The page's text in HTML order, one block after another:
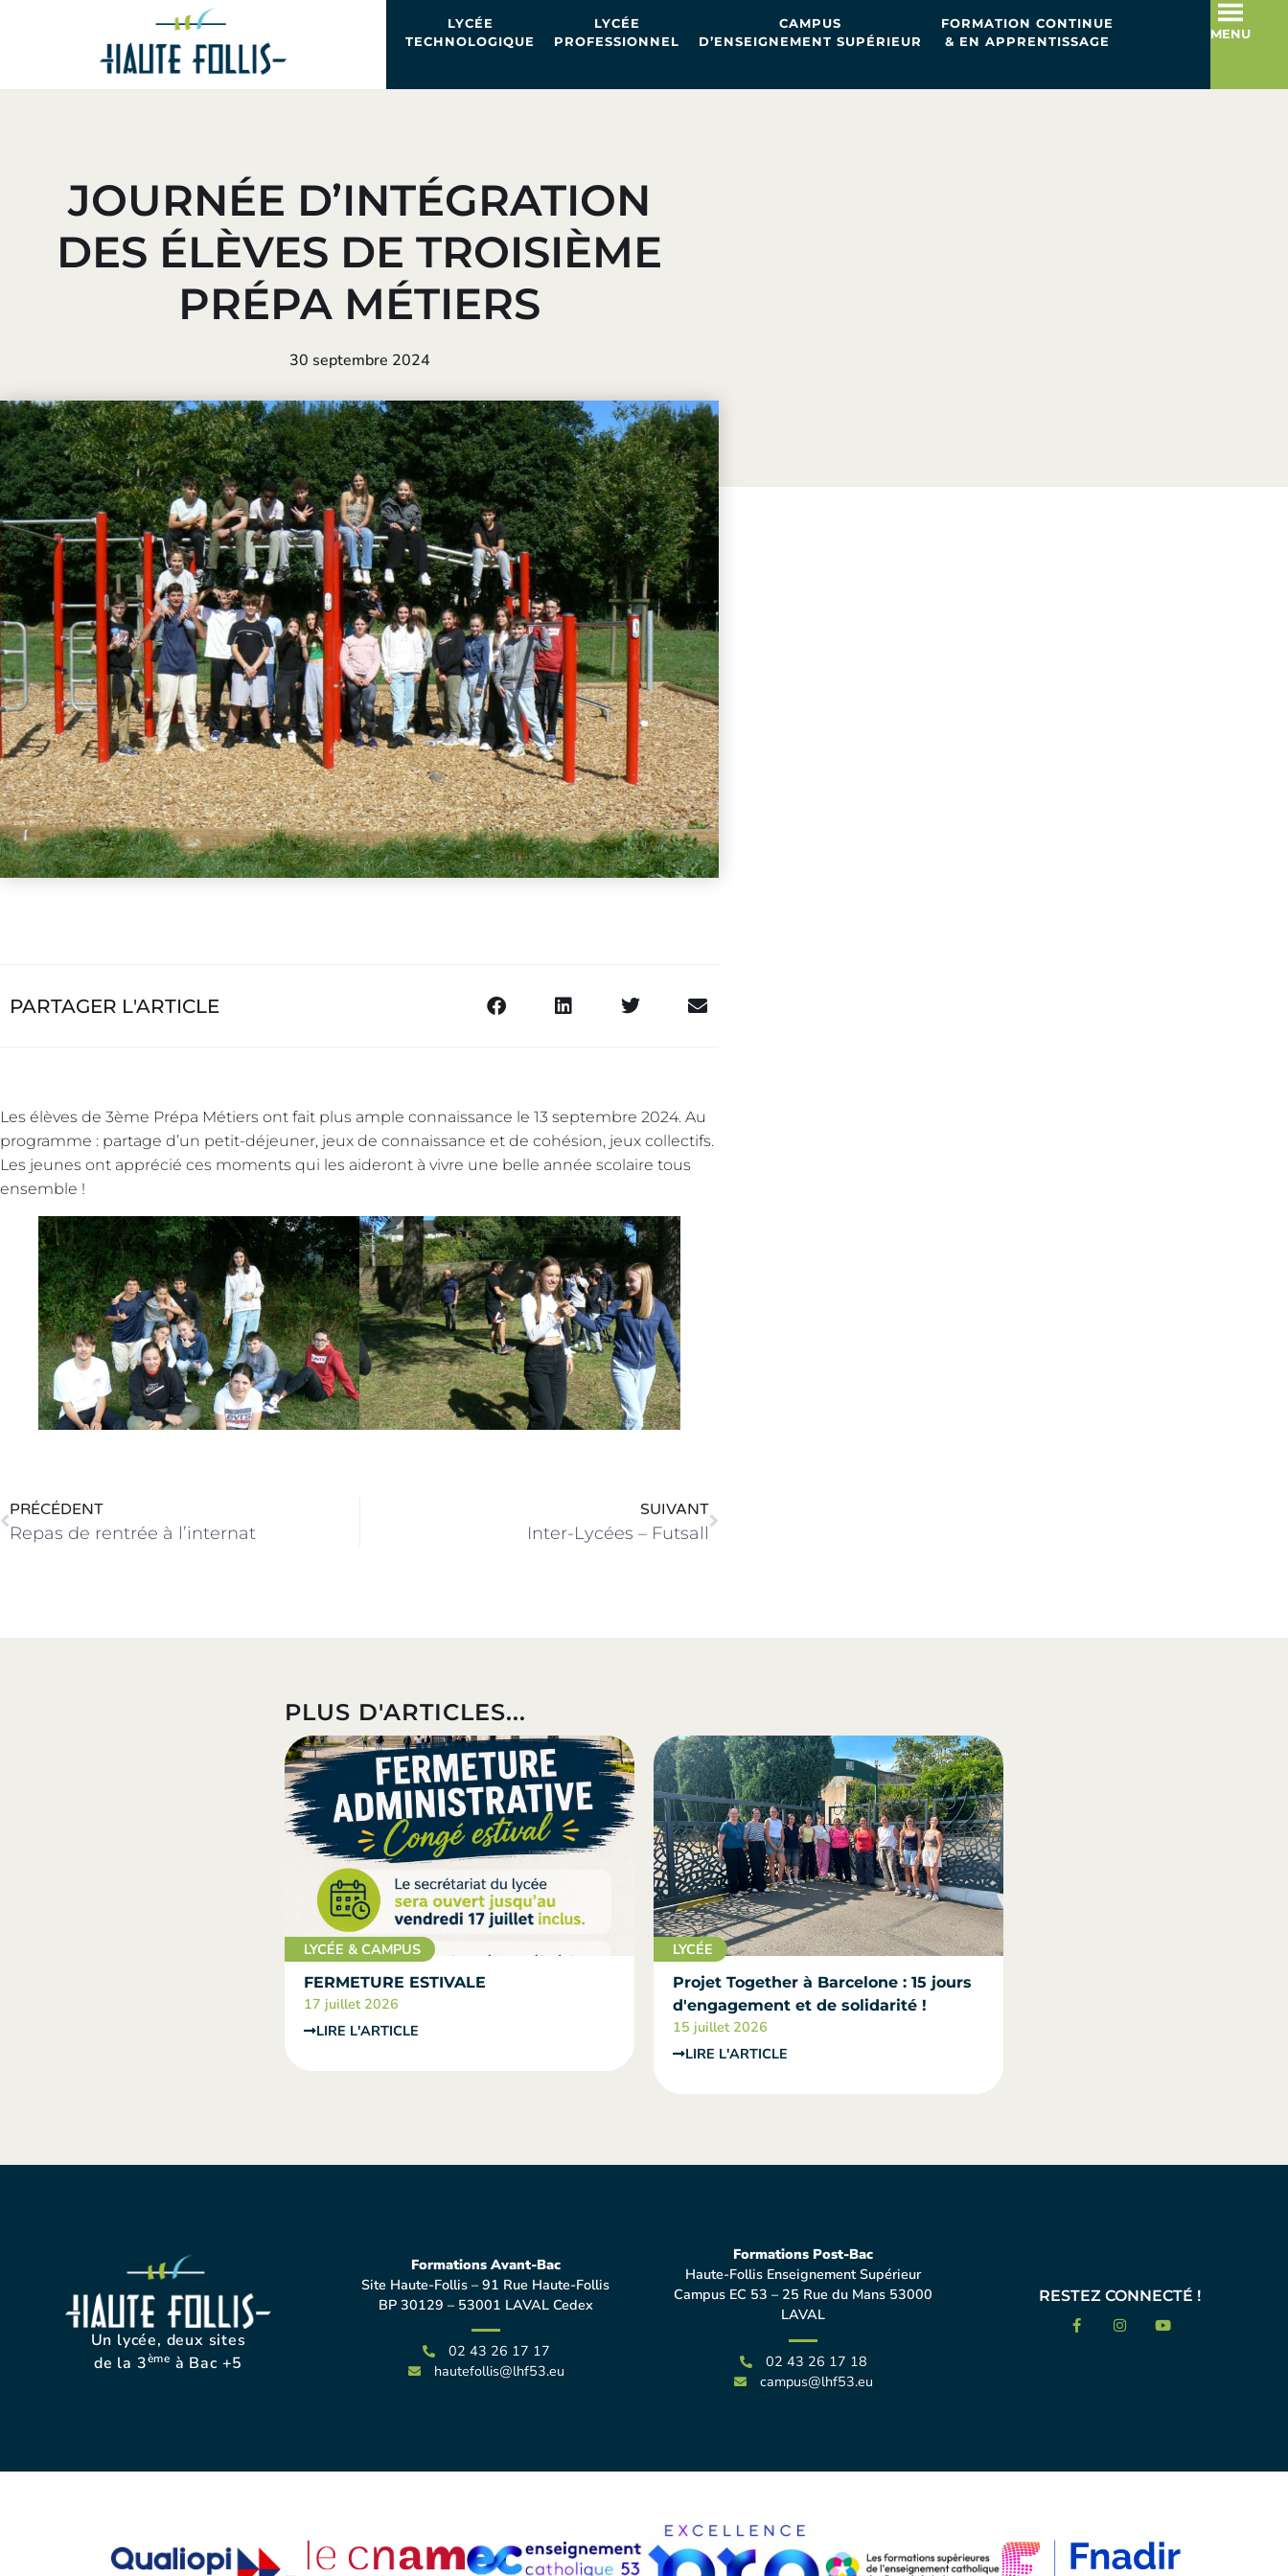
LYCÉE
TECHNOLOGIQUE
LYCÉE
PROFESSIONNEL
CAMPUS
D’ENSEIGNEMENT SUPÉRIEUR
FORMATION CONTINUE
& EN APPRENTISSAGE
MENU
JOURNÉE D’INTÉGRATION
DES ÉLÈVES DE TROISIÈME
PRÉPA MÉTIERS
30 septembre 2024
PARTAGER L'ARTICLE
Les élèves de 3ème Prépa Métiers ont fait plus ample connaissance le 13 septembre 2024. Au
programme : partage d’un petit-déjeuner, jeux de connaissance et de cohésion, jeux collectifs.
Les jeunes ont apprécié ces moments qui les aideront à vivre une belle année scolaire tous
ensemble !
PRÉCÉDENT
Repas de rentrée à l’internat
SUIVANT
Inter-Lycées – Futsall
PLUS D'ARTICLES...
LYCÉE & CAMPUS
FERMETURE ESTIVALE
17 juillet 2026
LIRE L'ARTICLE
LYCÉE
Projet Together à Barcelone : 15 jours
d'engagement et de solidarité !
15 juillet 2026
LIRE L'ARTICLE
Un lycée, deux sites
de la 3ème à Bac +5
Formations Avant-Bac
Site Haute-Follis – 91 Rue Haute-Follis
BP 30129 – 53001 LAVAL Cedex
02 43 26 17 17
hautefollis@lhf53.eu
Formations Post-Bac
Haute-Follis Enseignement Supérieur
Campus EC 53 – 25 Rue du Mans 53000
LAVAL
02 43 26 17 18
campus@lhf53.eu
RESTEZ CONNECTÉ !